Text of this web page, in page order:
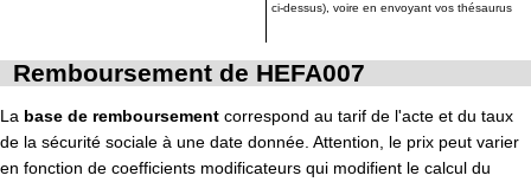
ci-dessus), voire en envoyant vos thésaurus
Remboursement de HEFA007
La base de remboursement correspond au tarif de l'acte et du taux
de la sécurité sociale à une date donnée. Attention, le prix peut varier
en fonction de coefficients modificateurs qui modifient le calcul du